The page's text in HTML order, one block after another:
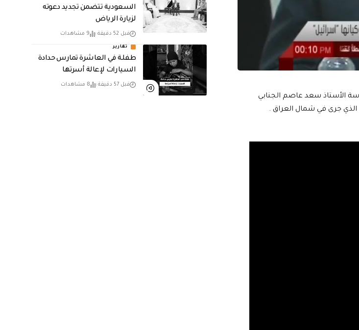
الأستاذ سعد عاصم الجنابي
الذي جرى في شمال العراق .
السعودية تتضمن تجديد دعوته
لزيارة الرياض
قبل 52 دقيقة 9 مشاهدات
تقارير
طفلة في العاشرة تمارس حدادة
السيارات لإعالة أسرتها
قبل 57 دقيقة 8 مشاهدات